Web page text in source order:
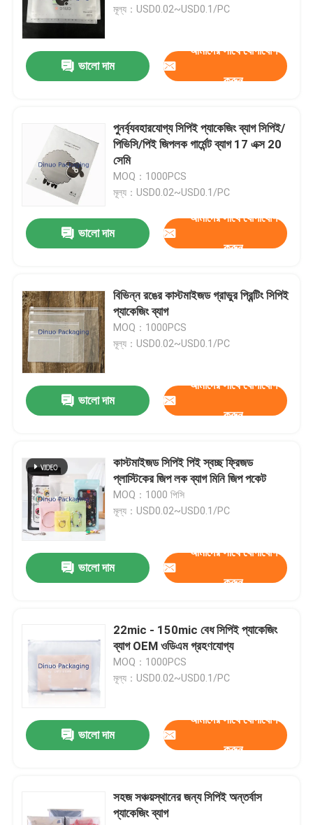
ভিডিও
আমাদের সম্পর্কে
মান নিয়ন্ত্রণ
আমাদের সাথে যোগাযোগ করুন
খবর
মামলা
বুদ্বুদ মেইলিং ব্যাগ
পলি বুদ্বুদ মিলার
কাস্টমাইজড কাগজের ব্যাগ
কাগজ প্যাডেড মেলারগুলি
মৌচাক মোড়ানো কাগজ
মূল্য：USD0.02~USD0.1/PC
ভালো দাম
আমাদের সাথে যোগাযোগ
করুন
পুনর্ব্যবহারযোগ্য সিপিই প্যাকেজিং ব্যাগ সিপিই/
পিভিসি/পিই জিপলক গার্মেন্ট ব্যাগ 17 এক্স 20
সেমি
MOQ：1000PCS
মূল্য：USD0.02~USD0.1/PC
ভালো দাম
আমাদের সাথে যোগাযোগ
করুন
বিভিন্ন রঙের কাস্টমাইজড গ্রাভুর প্রিন্টিং সিপিই
প্যাকেজিং ব্যাগ
MOQ：1000PCS
মূল্য：USD0.02~USD0.1/PC
ভালো দাম
আমাদের সাথে যোগাযোগ
করুন
কাস্টমাইজড সিপিই পিই স্বচ্ছ ফ্রিজড
প্লাস্টিকের জিপ লক ব্যাগ মিনি জিপ পকেট
MOQ：1000 পিসি
মূল্য：USD0.02~USD0.1/PC
ভালো দাম
আমাদের সাথে যোগাযোগ
করুন
22mic - 150mic বেধ সিপিই প্যাকেজিং
ব্যাগ OEM ওডিএম গ্রহণযোগ্য
MOQ：1000PCS
মূল্য：USD0.02~USD0.1/PC
ভালো দাম
আমাদের সাথে যোগাযোগ
করুন
সহজ সঞ্চয়স্থানের জন্য সিপিই অন্তর্বাস
প্যাকেজিং ব্যাগ